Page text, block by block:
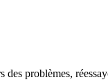
problèmes,